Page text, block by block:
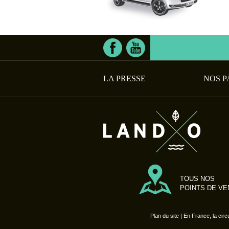
LA PRESSE NOS
TOUS NOS
POINTS DE
Plan du site| En France, la